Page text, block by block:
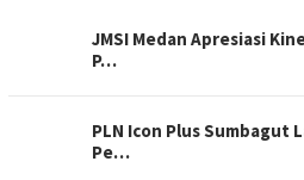
JMSI Medan Apresiasi
P…
PLN Icon Plus Sumbagut
Pe…